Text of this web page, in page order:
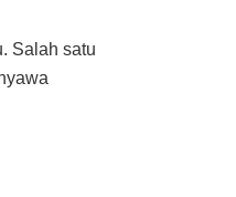
Salah satu